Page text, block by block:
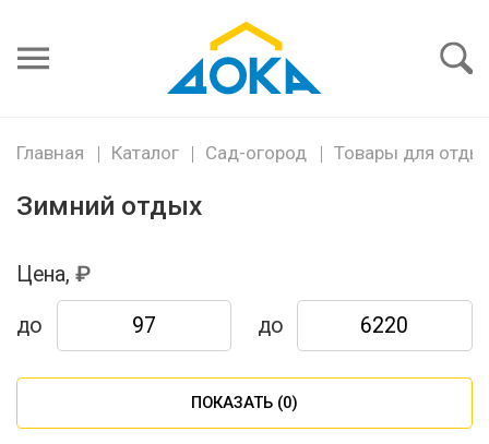
пароль
Главная Каталог Сад-огород Товары для
Зимний отдых
Цена,
до до
ПОКАЗАТЬ (0)